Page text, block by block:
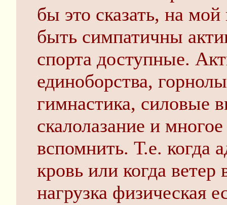
бы это сказать, на
быть симпатичны
спорта доступные.
единоборства,
гимнастика, силовые
скалолазание и
вспомнить. Т.е. когда
кровь или когда
нагрузка физическая